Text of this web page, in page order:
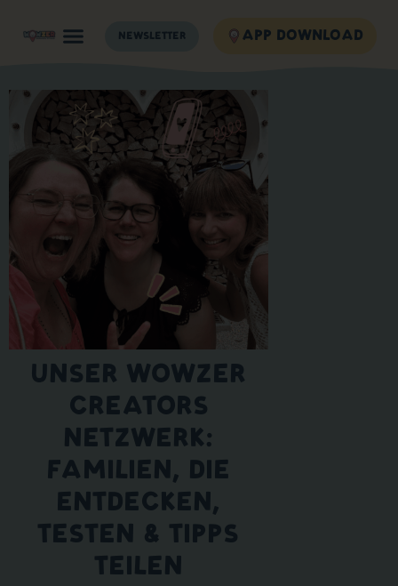
NEWSLETTER APP DOWNLOAD
UNSER WOWZER
CREATORS
NETZWERK:
FAMILIEN, DIE
ENTDECKEN,
TESTEN & TIPPS
TEILEN